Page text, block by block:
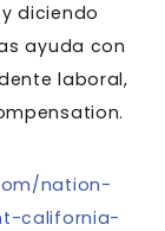
diciendo
ayuda con
laboral,
nation-
california-